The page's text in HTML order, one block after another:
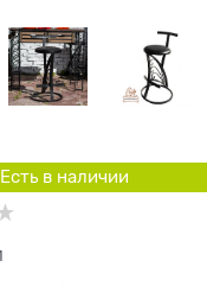
Есть в наличии